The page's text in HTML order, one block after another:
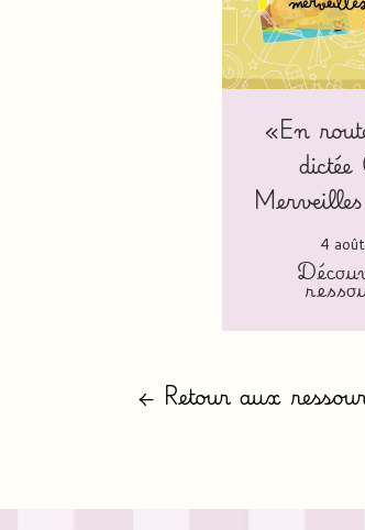
«En
4
← Retour aux